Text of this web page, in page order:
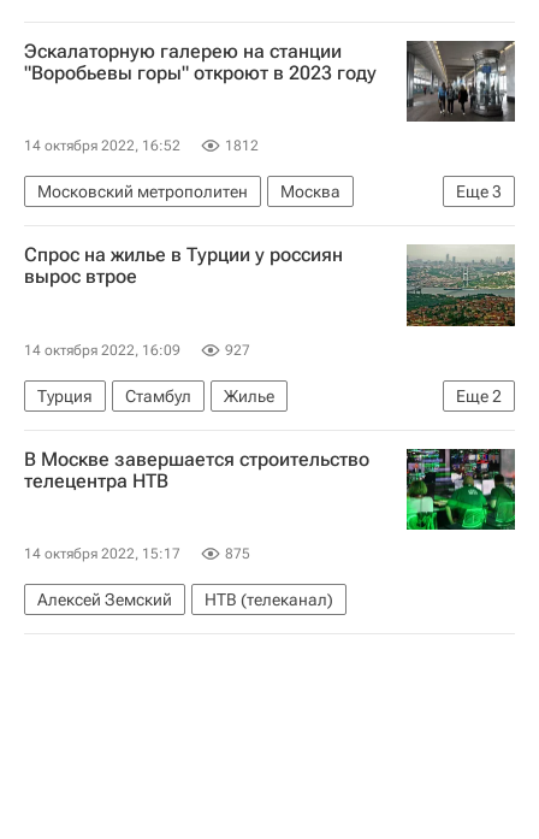
Эскалаторную галерею на станции
"Воробьевы горы" откроют в 2023 году
14 октября 2022, 16:52 1812
Еще3
Московский метрополитен
Москва
Сергей Собянин
Метро
Строительство метро в Москве
Спрос на жилье в Турции у россиян
вырос втрое
14 октября 2022, 16:09 927
Еще2
Турция Стамбул
Жилье
Анталья (провинция)
Сделки
В Москве завершается строительство
телецентра НТВ
14 октября 2022, 15:17 875
Алексей Земский НТВ (телеканал)